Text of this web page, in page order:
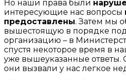
Но наши права были
интересующие нас вопросы
предоставлены. Затем мы
вышестоящую в порядке
организацию – в
спустя некоторое время в
уже вышеуказанные ответы.
они вызвали у нас легкое